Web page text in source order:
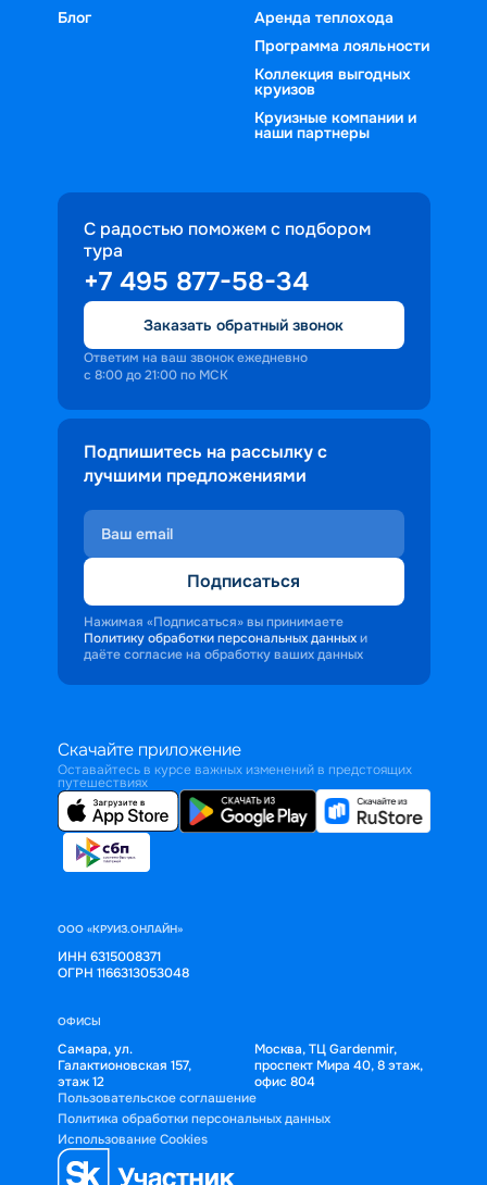
Блог
Аренда теплохода
Программа лояльности
Коллекция выгодных
круизов
Круизные компании и
наши партнеры
С радостью поможем с подбором
тура
+7 495 877-58-34
Заказать обратный звонок
Ответим на ваш звонок ежедневно
с 8:00 до 21:00 по МСК
Подпишитесь на рассылку с
лучшими предложениями
Подписаться
Нажимая «Подписаться» вы принимаете
Политику обработки персональных данных и
даёте согласие на обработку ваших данных
Скачайте приложение
Оставайтесь в курсе важных изменений в предстоящих
путешествиях
ООО «КРУИЗ.ОНЛАЙН»
ИНН 6315008371
ОГРН 1166313053048
ОФИСЫ
Самара, ул.
Галактионовская 157,
этаж 12
Москва, ТЦ Gardenmir,
проспект Мира 40, 8 этаж,
офис 804
Пользовательское соглашение
Политика обработки персональных данных
Использование Cookies